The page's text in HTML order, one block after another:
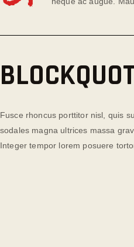
Fusce rhoncus porttitor nisl, quis
sodales magna ultrices massa
Integer tempor lorem posuere